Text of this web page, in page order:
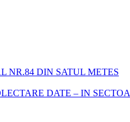
NR.84 DIN SATUL METES
DATE – IN